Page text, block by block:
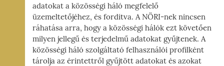
adatokat a közösségi háló megfelelő
üzemeltetőjéhez, és fordítva. A NÖRI-nek nincsen
ráhatása arra, hogy a közösségi hálók ezt követően
milyen jellegű és terjedelmű adatokat gyűjtenek. A
közösségi háló szolgáltató felhasználói profilként
tárolja az érintettről gyűjtött adatokat és azokat